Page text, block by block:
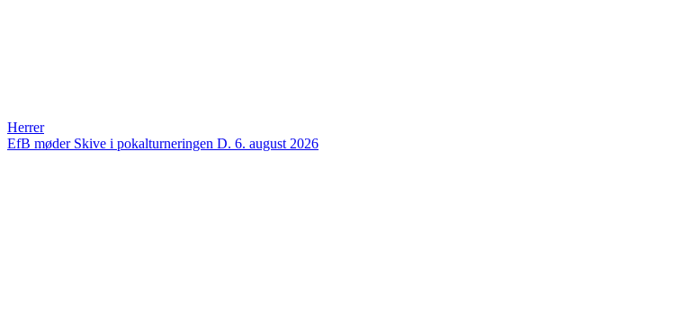
Herrer
EfB møder Skive i pokalturneringen D. 6. august 2026